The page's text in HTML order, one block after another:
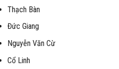
Thạch Bàn
Đức Giang
Nguyễn Văn Cừ
Cổ Linh